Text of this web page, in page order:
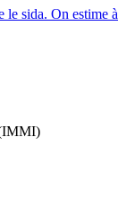
sida. On
(IMMI)